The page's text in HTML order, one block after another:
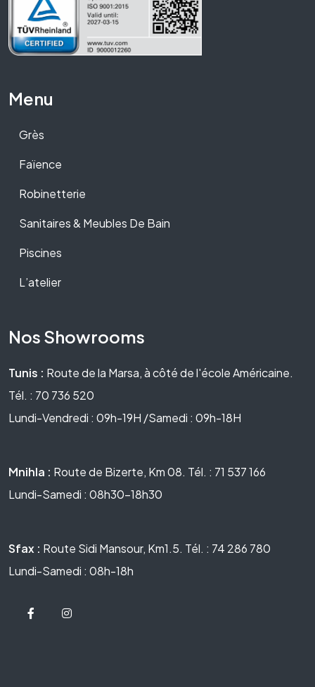
Menu
Grès
Faïence
Robinetterie
Sanitaires & Meubles De Bain
Piscines
L’atelier
Nos Showrooms
Tunis : Route de la Marsa, à côté de l'école Américaine.
Tél. : 70 736 520
Lundi-Vendredi : 09h-19H /Samedi : 09h-18H
Mnihla : Route de Bizerte, Km 08. Tél. : 71 537 166
Lundi-Samedi : 08h30-18h30
Sfax : Route Sidi Mansour, Km1.5. Tél. : 74 286 780
Lundi-Samedi : 08h-18h